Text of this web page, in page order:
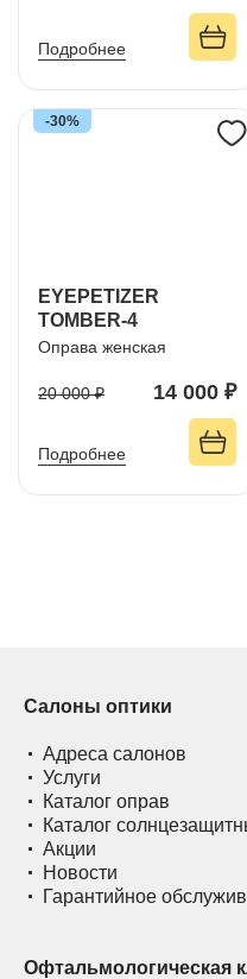
Подробнее
EYEPETIZER
TOMBER-4
Оправа женская
14 000 ₽
20 000 ₽
Подробнее
-30%
Салоны оптики
Адреса салонов
Услуги
Каталог оправ
Каталог
Акции
Новости
Гарантийное
Офтальмологическая